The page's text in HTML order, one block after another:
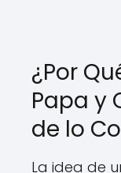
¿Por
Papa y
de lo
La idea de